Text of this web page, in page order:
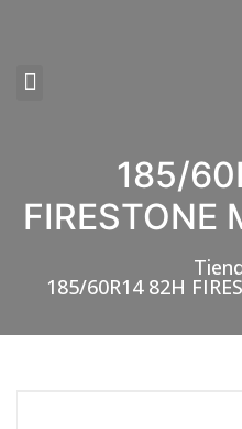
185/
FIRESTONE
185/60R14 82H